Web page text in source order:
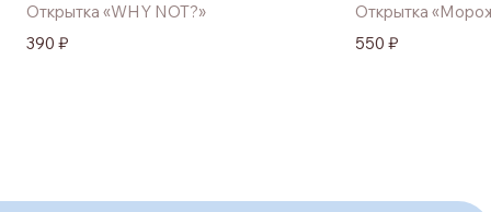
390 ₽
Открытка «WHY NOT?»
550 ₽
Открытка